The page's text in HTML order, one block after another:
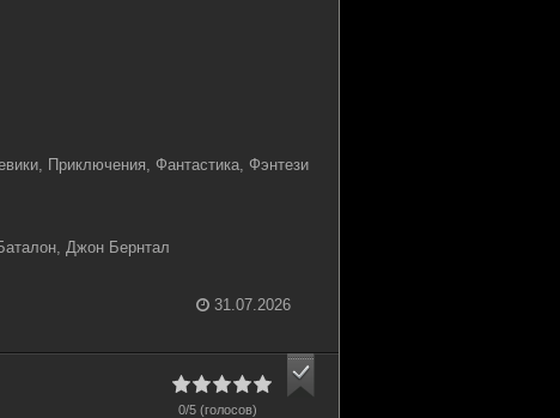
Приключения, Фантастика, Фэнтези
Джон Бернтал
31.07.2026
0/5 (голосов)